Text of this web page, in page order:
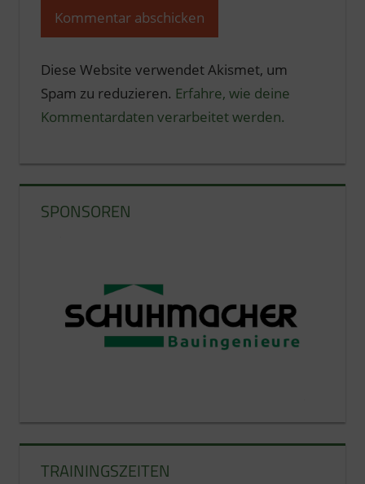
Diese Website verwendet Akismet, um
Spam zu reduzieren. Erfahre, wie deine
Kommentardaten verarbeitet werden.
SPONSOREN
TRAININGSZEITEN